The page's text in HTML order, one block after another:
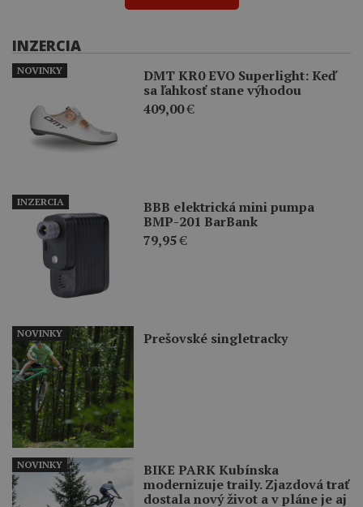
INZERCIA
DMT KR0 EVO Superlight: Keď
sa ľahkosť stane výhodou
409,00€
NOVINKY
BBB elektrická mini pumpa
BMP-201 BarBank
79,95€
INZERCIA
Prešovské singletracky
NOVINKY
BIKE PARK Kubínska
modernizuje traily. Zjazdová trať
dostala nový život a v pláne je aj
NOVINKY